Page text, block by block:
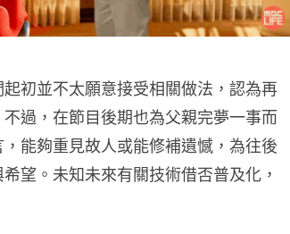
初並不太願意接受相關做法，認為再
過，在節目後期也為父親完夢一事而
能夠重見故人或能修補遺憾，為往後
望。未知未來有關技術借否普及化，